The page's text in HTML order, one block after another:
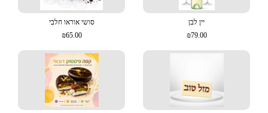
יין לבן
₪79.00
סושי אוראו חלבי
₪65.00